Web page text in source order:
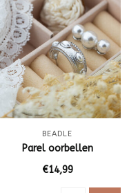
BEADLE
Parel oorbellen
€14,99